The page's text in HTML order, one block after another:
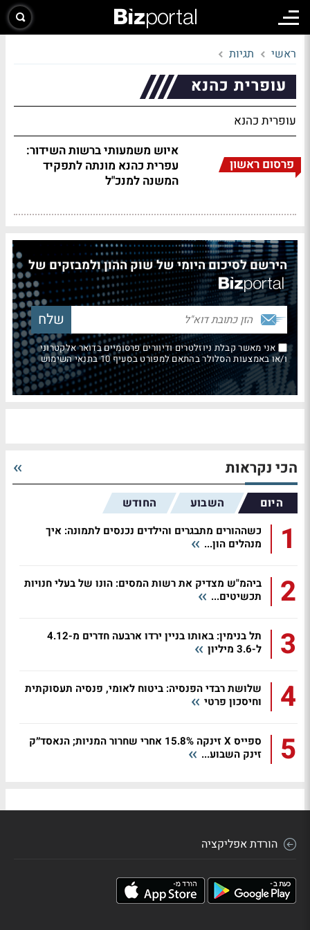
ראשי תגיות
עופרית כהנא
עופרית כהנא
פרסום ראשון
איוש משמעותי ברשות השידור:
עפרית כהנא מונתה לתפקיד
המשנה למנכ"ל
הירשם לסיכום היומי של שוק ההון ולמבזקים של
אני מאשר קבלת ניוזלטרים ודיוורים פרסומיים בדואר אלקטרוני
ו/או באמצעות הסלולר בהתאם למפורט בסעיף 10 בתנאי השימוש
הכי נקראות
היום השבוע החודש
1
כשההורים מתבגרים והילדים נכנסים לתמונה: איך
מנהלים הון...
2
ביהמ"ש מצדיק את רשות המסים: הונו של בעלי חנויות
תכשיטים...
3
תל בנימין: באותו בניין ירדו ארבעה חדרים מ-4.12
ל-3.6 מיליון
4
שלושת רבדי הפנסיה: ביטוח לאומי, פנסיה תעסוקתית
וחיסכון פרטי
5
ספייס X זינקה 15.8% אחרי שחרור המניות; הנאסד״ק
זינק השבוע...
הורדת אפליקציה